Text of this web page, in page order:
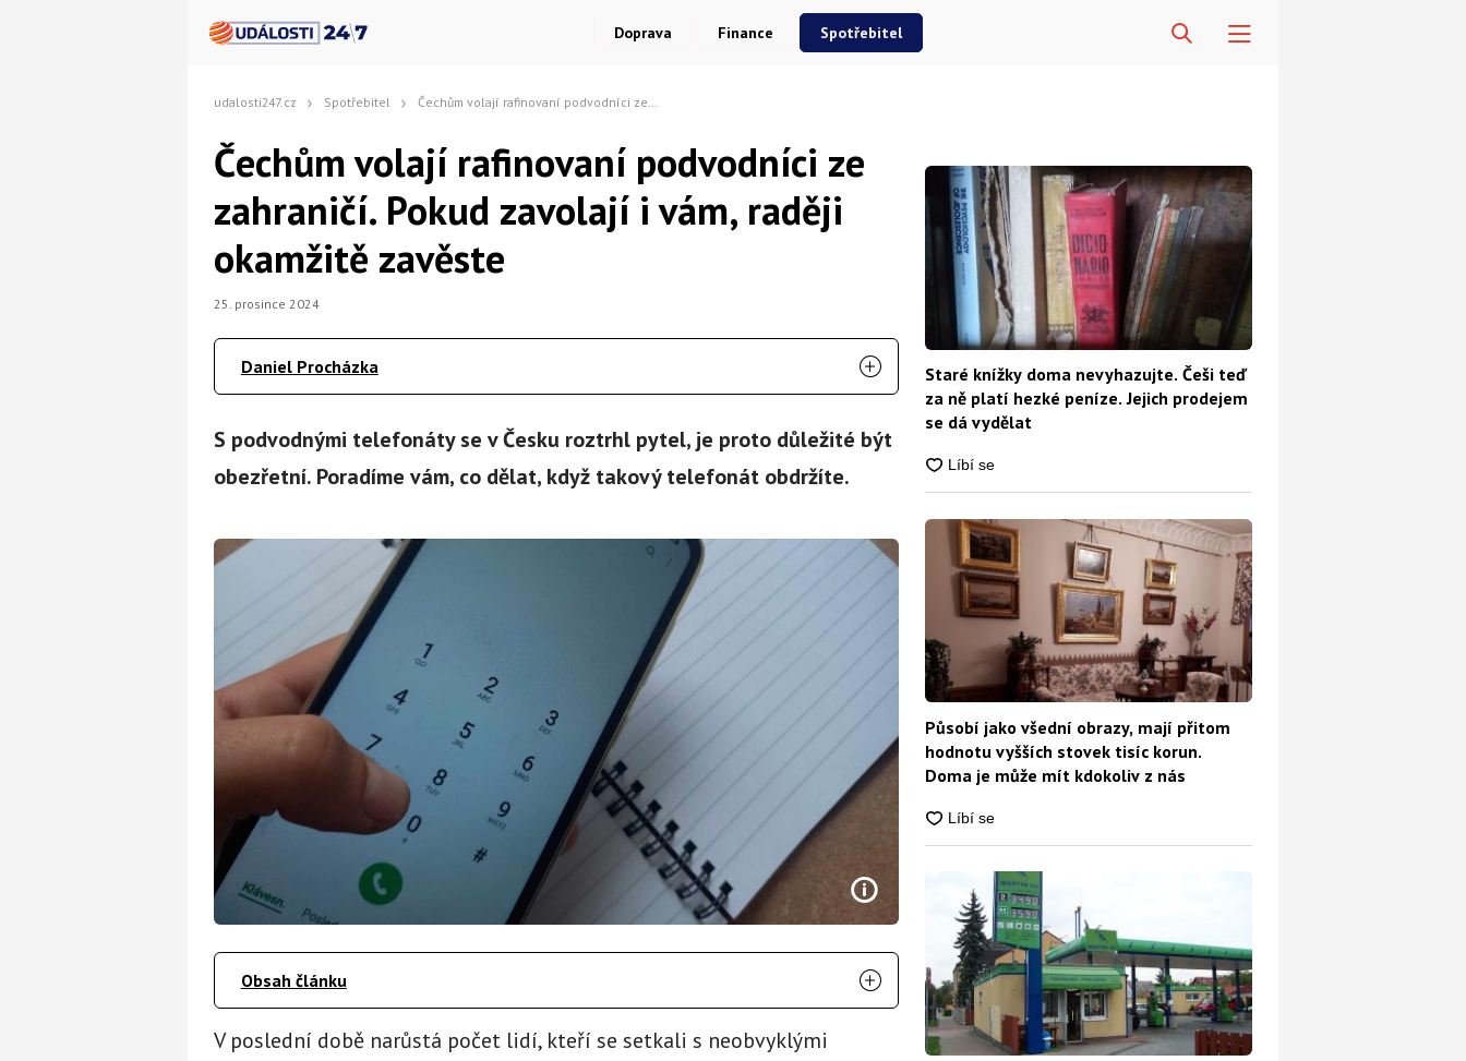
Doprava Finance Spotřebitel
udalosti247.cz Spotřebitel Čechům volají rafinovaní podvodníci ze zahraničí. Pokud zavolají i vám, raději okamžitě zavěste
Čechům volají rafinovaní podvodníci ze
zahraničí. Pokud zavolají i vám, raději
okamžitě zavěste
25. prosince 2024
Daniel Procházka
S podvodnými telefonáty se v Česku roztrhl pytel, je proto důležité být
obezřetní. Poradíme vám, co dělat, když takový telefonát obdržíte.
Obsah článku
V poslední době narůstá počet lidí, kteří se setkali s neobvyklými
Staré knížky doma nevyhazujte. Češi teď
za ně platí hezké peníze. Jejich prodejem
se dá vydělat
Působí jako všední obrazy, mají přitom
hodnotu vyšších stovek tisíc korun.
Doma je může mít kdokoliv z nás